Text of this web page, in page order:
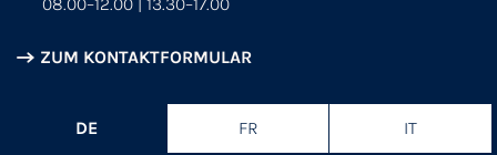
ZUM KONTAKTFORMULAR
DE FR IT